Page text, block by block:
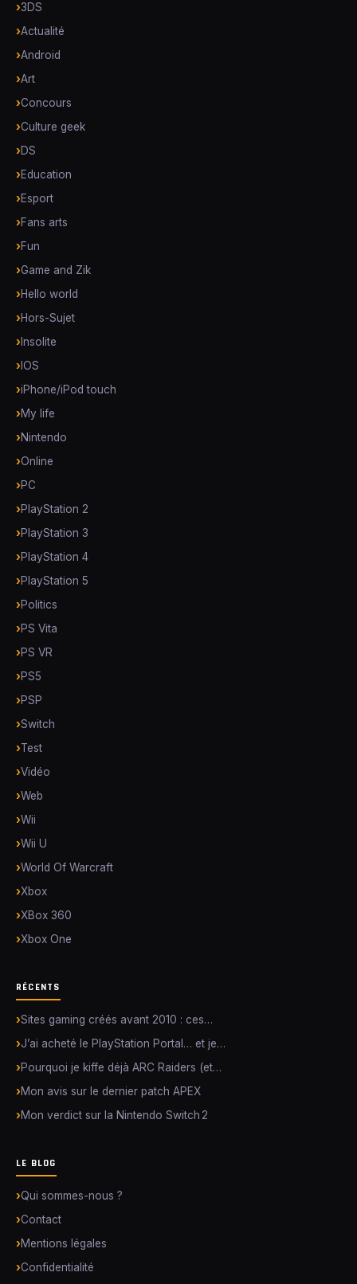
3DS
Actualité
Android
Art
Concours
Culture geek
DS
Education
Esport
Fans arts
Fun
Game and Zik
Hello world
Hors-Sujet
Insolite
IOS
iPhone/iPod touch
My life
Nintendo
Online
PC
PlayStation 2
PlayStation 3
PlayStation 4
PlayStation 5
Politics
PS Vita
PS VR
PS5
PSP
Switch
Test
Vidéo
Web
Wii
Wii U
World Of Warcraft
Xbox
XBox 360
Xbox One
RÉCENTS
Sites gaming créés avant 2010 : ces…
J’ai acheté le PlayStation Portal… et je…
Pourquoi je kiffe déjà ARC Raiders (et…
Mon avis sur le dernier patch APEX
Mon verdict sur la Nintendo Switch 2
LE BLOG
Qui sommes-nous ?
Contact
Mentions légales
Confidentialité